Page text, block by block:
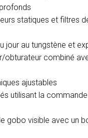
statiques et filtres
jour au tungstène et
obturateur combiné
ajustables
utilisant la
gobo visible avec un